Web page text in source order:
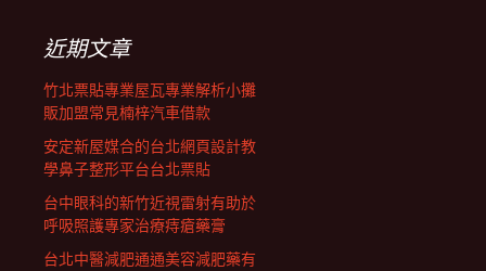
列近期文章
竹北票貼專業屋瓦專業解析小攤
販加盟常見楠梓汽車借款
安定新屋媒合的台北網頁設計教
學鼻子整形平台台北票貼
台中眼科的新竹近視雷射有助於
呼吸照護專家治療痔瘡藥膏
台北中醫減肥通通美容減肥藥有